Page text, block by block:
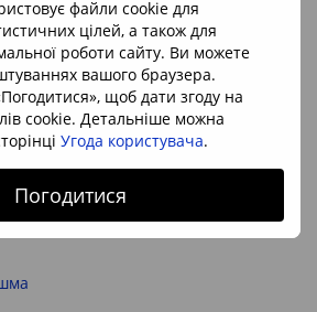
файли cookie для
цілей, а також для
роботи сайту. Ви можете
вашого браузера.
щоб дати згоду на
cookie. Детальніше можна
Угода користувача.
Погодитися
браслета:17см